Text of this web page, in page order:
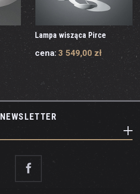
Lampa wisząca Pirce
cena: 3 549,00 zł
NEWSLETTER